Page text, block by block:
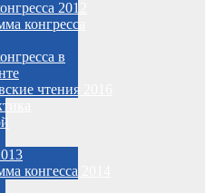
2012
конгресса
в
чтения 2016
конгесса 2014